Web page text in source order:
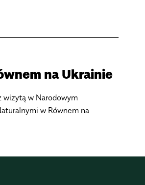
na Ukrainie
wizytą w Narodowym
w Równem na